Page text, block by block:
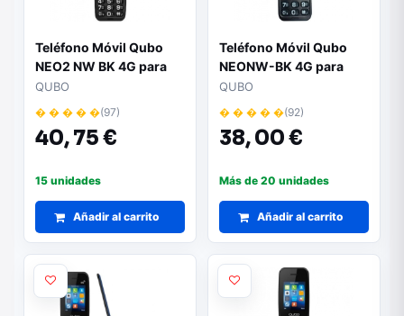
Teléfono Móvil Qubo
NEO2 NW BK 4G para
Personas Mayores/
QUBO
� � � � �(97)
40,75 €
15 unidades
Añadir al carrito
Teléfono Móvil Qubo
NEONW-BK 4G para
Personas Mayores/
QUBO
� � � � �(92)
38,00 €
Más de 20 unidades
Añadir al carrito